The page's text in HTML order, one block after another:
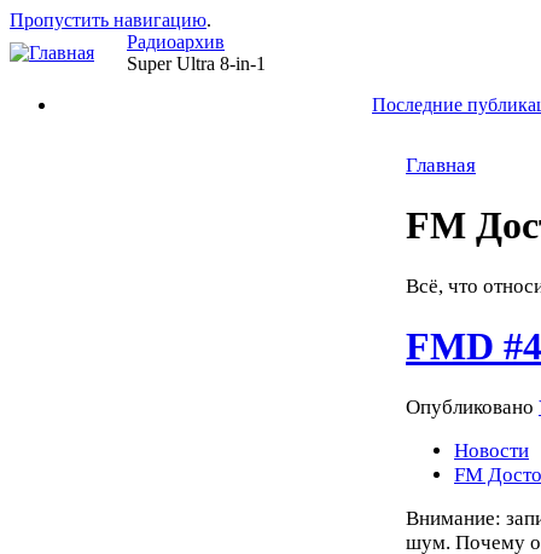
Пропустить навигацию.
Радиоархив
Super Ultra 8-in-1
Последние
Главная
FM
Всё, что
FMD
Опубликовано
Новости
FM
Внимание:
шум. Почему